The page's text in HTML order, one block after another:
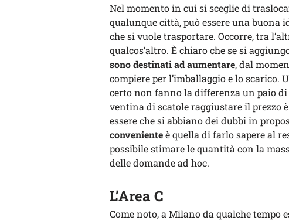
Nel momento in cui si sceglie di
qualunque città, può essere una buona
che si vuole trasportare. Occorre, tra
qualcos’altro. È chiaro che se si
sono destinati ad aumentare, dal
compiere per l’imballaggio e lo scarico.
certo non fanno la differenza un paio di
ventina di scatole raggiustare il prezzo
essere che si abbiano dei dubbi in
convenienteè quella di farlo sapere al
possibile stimare le quantità con la
delle domande ad hoc.
L’Area C
Come noto, a Milano da qualche